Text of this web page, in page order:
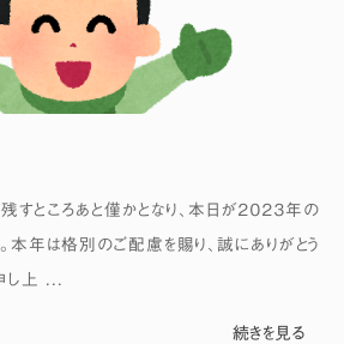
すところあと僅かとなり、本日が２０２３年の
本年は格別のご配慮を賜り、誠にありがとう
し上 ...
続きを見る